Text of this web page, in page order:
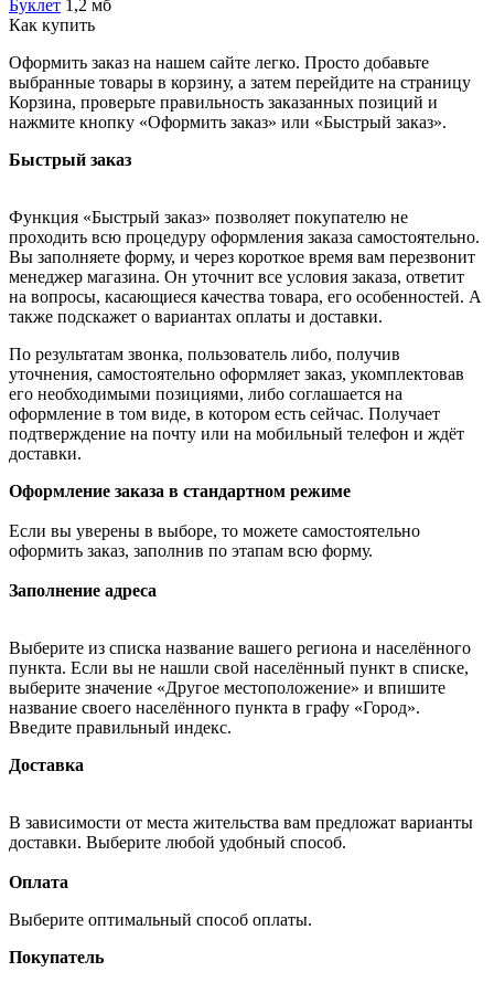
Буклет 1,2 мб
Как купить
Оформить заказ на нашем сайте легко. Просто добавьте
выбранные товары в корзину, а затем перейдите на страницу
Корзина, проверьте правильность заказанных позиций и
нажмите кнопку «Оформить заказ» или «Быстрый заказ».
Быстрый заказ
Функция «Быстрый заказ» позволяет покупателю не
проходить всю процедуру оформления заказа самостоятельно.
Вы заполняете форму, и через короткое время вам перезвонит
менеджер магазина. Он уточнит все условия заказа, ответит
на вопросы, касающиеся качества товара, его особенностей. А
также подскажет о вариантах оплаты и доставки.
По результатам звонка, пользователь либо, получив
уточнения, самостоятельно оформляет заказ, укомплектовав
его необходимыми позициями, либо соглашается на
оформление в том виде, в котором есть сейчас. Получает
подтверждение на почту или на мобильный телефон и ждёт
доставки.
Оформление заказа в стандартном режиме
Если вы уверены в выборе, то можете самостоятельно
оформить заказ, заполнив по этапам всю форму.
Заполнение адреса
Выберите из списка название вашего региона и населённого
пункта. Если вы не нашли свой населённый пункт в списке,
выберите значение «Другое местоположение» и впишите
название своего населённого пункта в графу «Город».
Введите правильный индекс.
Доставка
В зависимости от места жительства вам предложат варианты
доставки. Выберите любой удобный способ.
Оплата
Выберите оптимальный способ оплаты.
Покупатель